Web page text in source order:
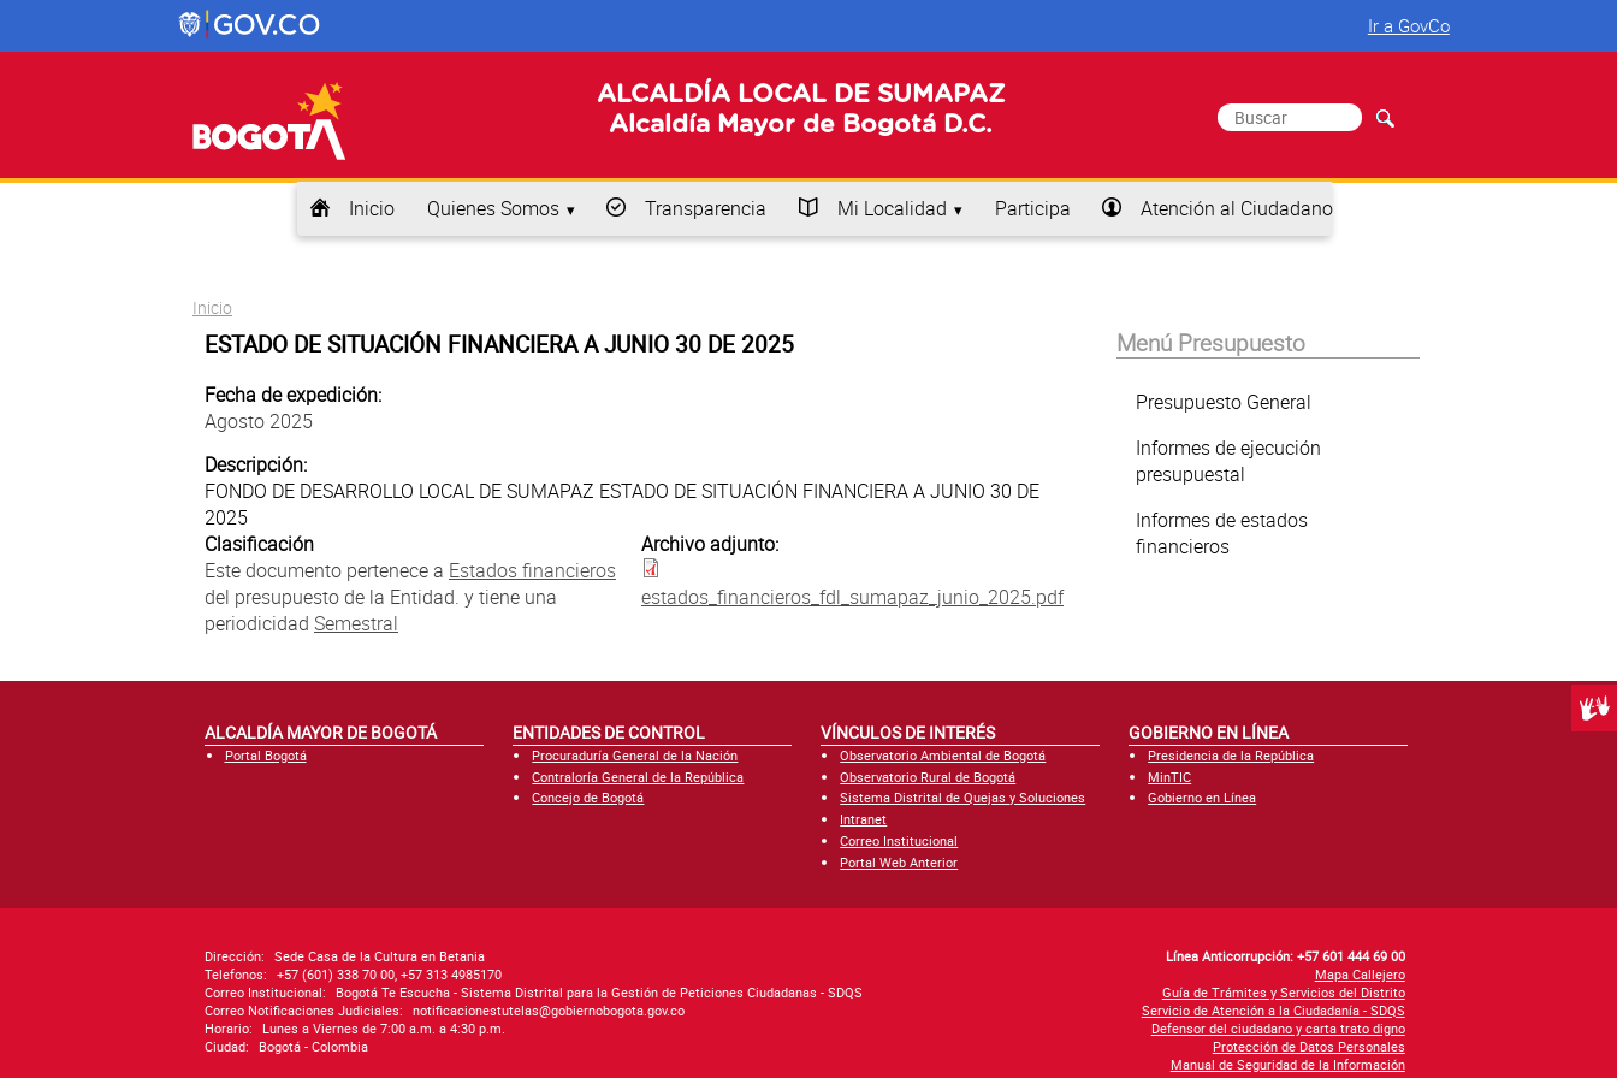
Ir a GovCo
ALCALDÍA LOCAL DE SUMAPAZ
Alcaldía Mayor de Bogotá D.C.
Formulario de búsqueda
Buscar
Inicio Quienes Somos Transparencia Mi Localidad Participa Atención al Ciudadano
Usted está aquí
Inicio
ESTADO DE SITUACIÓN FINANCIERA A JUNIO 30 DE 2025
Fecha de expedición:
Agosto 2025
Descripción:
FONDO DE DESARROLLO LOCAL DE SUMAPAZ ESTADO DE SITUACIÓN FINANCIERA A JUNIO 30 DE
2025
Clasificación
Este documento pertenece a Estados financieros
del presupuesto de la Entidad. y tiene una
periodicidad Semestral
Archivo adjunto:
estados_financieros_fdl_sumapaz_junio_2025.pdf
Menú Presupuesto
Presupuesto General
Informes de ejecución
presupuestal
Informes de estados
financieros
ALCALDÍA MAYOR DE BOGOTÁ
Portal Bogotá
ENTIDADES DE CONTROL
Procuraduría General de la Nación
Contraloría General de la República
Concejo de Bogotá
VÍNCULOS DE INTERÉS
Observatorio Ambiental de Bogotá
Observatorio Rural de Bogotá
Sistema Distrital de Quejas y Soluciones
Intranet
Correo Institucional
Portal Web Anterior
GOBIERNO EN LÍNEA
Presidencia de la República
MinTIC
Gobierno en Línea
Dirección: Sede Casa de la Cultura en Betania
Telefonos: +57 (601) 338 70 00, +57 313 4985170
Correo Institucional:
Bogotá Te Escucha - Sistema Distrital para la Gestión de Peticiones Ciudadanas - SDQS
Correo Notificaciones Judiciales: notificacionestutelas@gobiernobogota.gov.co
Horario:
Lunes a Viernes de 7:00 a.m. a 4:30 p.m.
Ciudad:
Bogotá - Colombia
Línea Anticorrupción: +57 601 444 69 00
Mapa Callejero
Guía de Trámites y Servicios del Distrito
Servicio de Atención a la Ciudadanía - SDQS
Defensor del ciudadano y carta trato digno
Protección de Datos Personales
Manual de Seguridad de la Información